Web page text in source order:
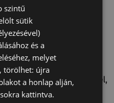
Tattini kockás karám
lótakaró
Nagyon erős, 600 denes
anyagból, vízálló és
légáteresztő. Farokvédővel,
nagy mozgásszabadságot
szintű
sütik
és a
melyet
törölhet: újra
a honlap alján,
kattintva.